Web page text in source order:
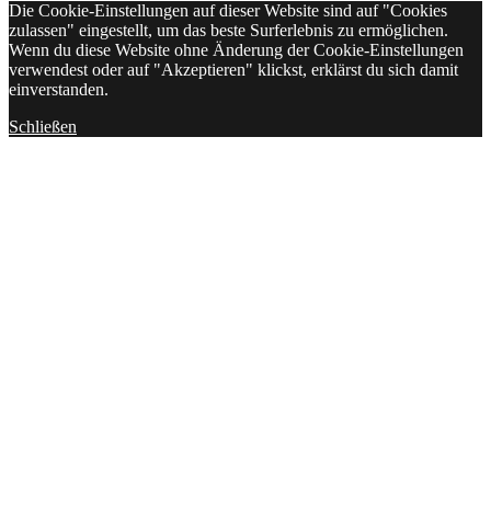
Die Cookie-Einstellungen auf dieser Website sind auf "Cookies
zulassen" eingestellt, um das beste Surferlebnis zu ermöglichen.
Wenn du diese Website ohne Änderung der Cookie-Einstellungen
verwendest oder auf "Akzeptieren" klickst, erklärst du sich damit
einverstanden.
Schließen